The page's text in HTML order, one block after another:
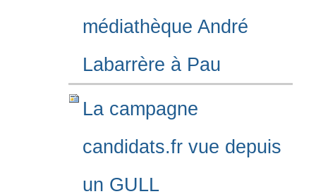
médiathèque André
Labarrère à Pau
La campagne
candidats.fr vue depuis
un GULL